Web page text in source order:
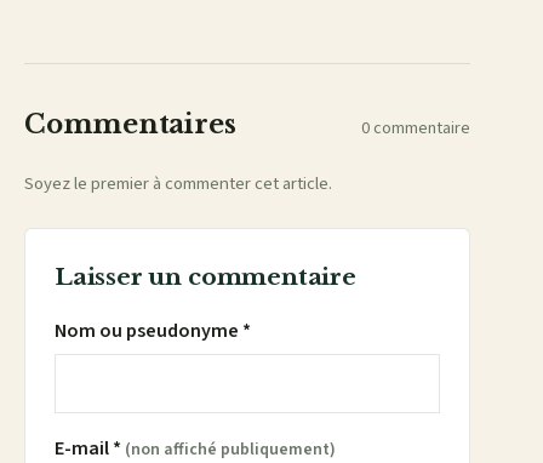
Commentaires 0 commentaire
Soyez le premier à commenter cet article.
Laisser un commentaire
Nom ou pseudonyme *
E-mail * (non affiché publiquement)